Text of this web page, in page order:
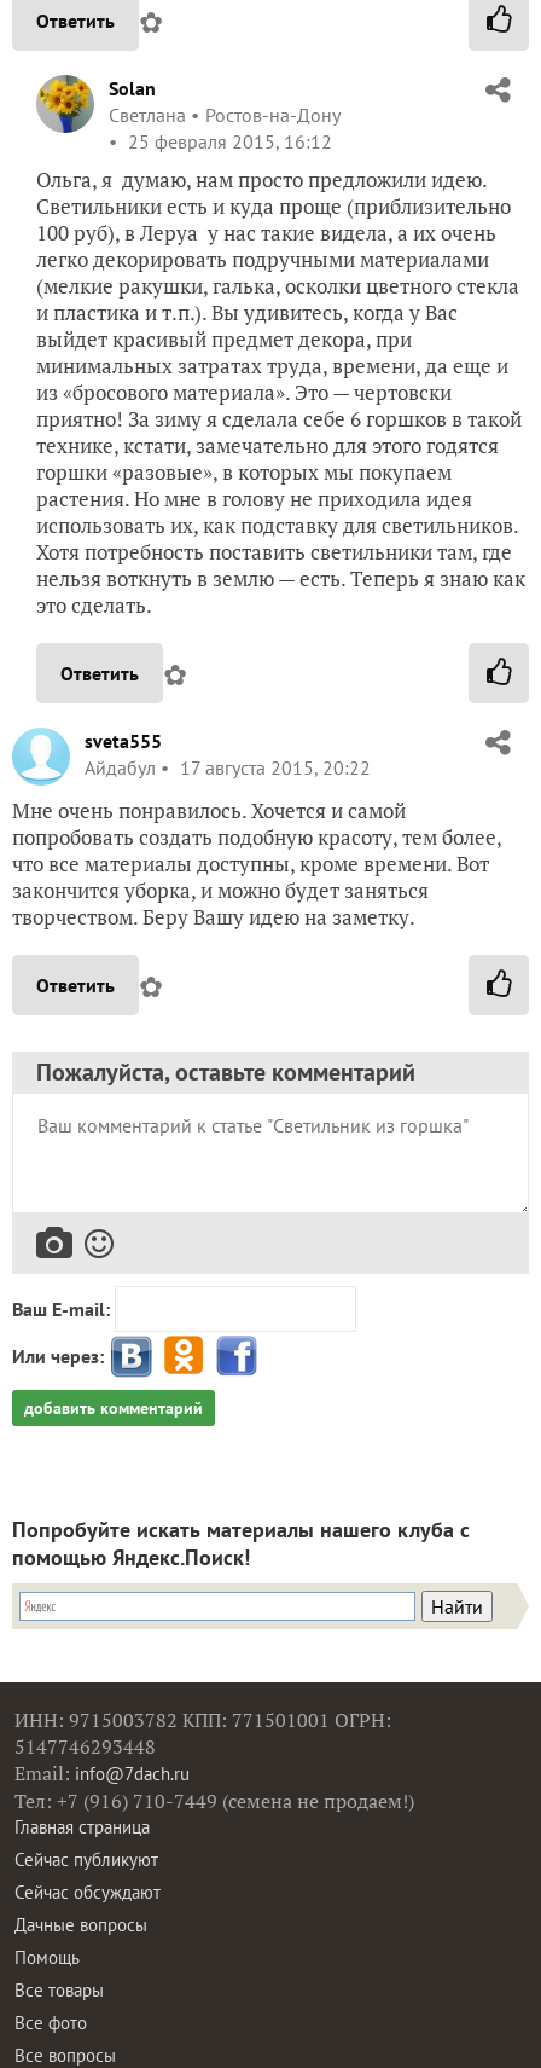
Ответить ✿
Solan
Светлана
Ростов-на-Дону
25 февраля 2015, 16:12
Ольга, я думаю, нам просто предложили идею.
Светильники есть и куда проще (приблизительно
100 руб), в Леруа у нас такие видела, а их очень
легко декорировать подручными материалами
(мелкие ракушки, галька, осколки цветного стекла
и пластика и т.п.). Вы удивитесь, когда у Вас
выйдет красивый предмет декора, при
минимальных затратах труда, времени, да еще и
из «бросового материала». Это — чертовски
приятно! За зиму я сделала себе 6 горшков в такой
технике, кстати, замечательно для этого годятся
горшки «разовые», в которых мы покупаем
растения. Но мне в голову не приходила идея
использовать их, как подставку для светильников.
Хотя потребность поставить светильники там, где
нельзя воткнуть в землю — есть. Теперь я знаю как
это сделать.
Ответить ✿
sveta555
Айдабул
17 августа 2015, 20:22
Мне очень понравилось. Хочется и самой
попробовать создать подобную красоту, тем более,
что все материалы доступны, кроме времени. Вот
закончится уборка, и можно будет заняться
творчеством. Беру Вашу идею на заметку.
Ответить ✿
Пожалуйста, оставьте комментарий
Ваш E-mail:
Или через:
добавить комментарий
Попробуйте искать материалы нашего клуба с
помощью Яндекс.Поиск!
ИНН: 9715003782 КПП: 771501001 ОГРН:
5147746293448
Email: info@7dach.ru
Тел: +7 (916) 710-7449 (семена не продаем!)
Главная страница
Сейчас публикуют
Сейчас обсуждают
Дачные вопросы
Помощь
Все товары
Все фото
Все вопросы